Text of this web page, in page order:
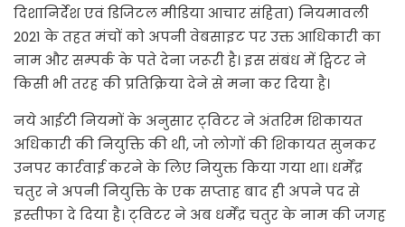
दिशानिर्देश एवं डिजिटल मीडिया आचार संहिता) नियमावली
2021 के तहत मंचों को अपनी वेबसाइट पर उक्त आधिकारी का
नाम और सम्पर्क के पते देना जरूरी है। इस संबंध में ट्विटर ने
किसी भी तरह की प्रतिक्रिया देने से मना कर दिया है।
नये आईटी नियमों के अनुसार ट्‌विटर ने अंतरिम शिकायत
अधिकारी की नियुक्ति की थी, जो लोगों की शिकायत सुनकर
उनपर कार्रवाई करने के लिए नियुक्त किया गया था। धर्मेंद्र
चतुर ने अपनी नियुक्ति के एक सप्ताह बाद ही अपने पद से
इस्तीफा दे दिया है। ट्‌विटर ने अब धर्मेंद्र चतुर के नाम की जगह